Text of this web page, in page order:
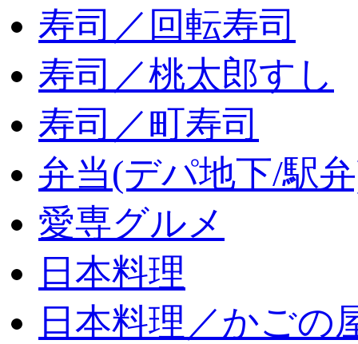
寿司／回転寿司
寿司／桃太郎すし
寿司／町寿司
弁当(デパ地下/駅
愛専グルメ
日本料理
日本料理／かごの